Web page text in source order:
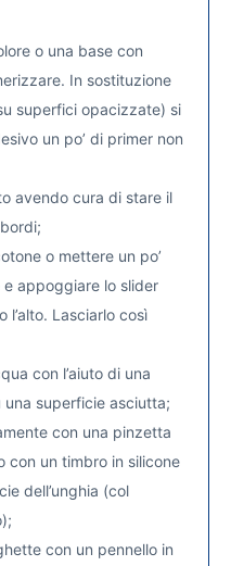
o una base con
In sostituzione
superfici opacizzate) si
un po’ di primer non
avendo cura di stare il
o mettere un po’
e appoggiare lo slider
l’alto. Lasciarlo così
con l’aiuto di una
superficie asciutta;
con una pinzetta
con un timbro in silicone
dell’unghia (col
con un pennello in